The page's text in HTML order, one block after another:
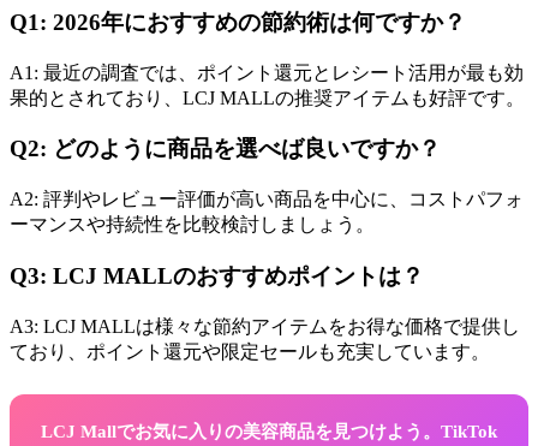
Q1: 2026年におすすめの節約術は何ですか？
A1: 最近の調査では、ポイント還元とレシート活用が最も効
果的とされており、LCJ MALLの推奨アイテムも好評です。
Q2: どのように商品を選べば良いですか？
A2: 評判やレビュー評価が高い商品を中心に、コストパフォ
ーマンスや持続性を比較検討しましょう。
Q3: LCJ MALLのおすすめポイントは？
A3: LCJ MALLは様々な節約アイテムをお得な価格で提供し
ており、ポイント還元や限定セールも充実しています。
LCJ Mallでお気に入りの美容商品を見つけよう。TikTok